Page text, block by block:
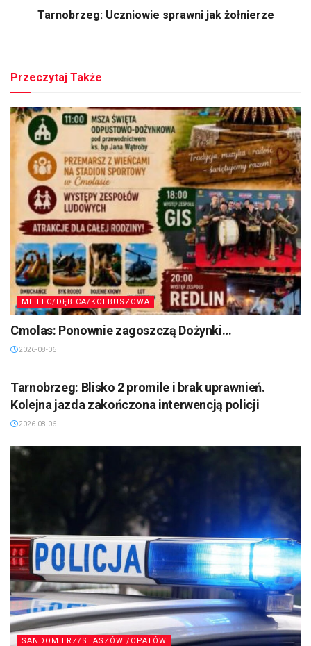
Tarnobrzeg: Uczniowie sprawni jak żołnierze
Przeczytaj Także
MIELEC/DĘBICA/KOLBUSZOWA
Cmolas: Ponownie zagoszczą Dożynki…
2026-08-06
Tarnobrzeg: Blisko 2 promile i brak uprawnień.
Kolejna jazda zakończona interwencją policji
2026-08-06
SANDOMIERZ/STASZÓW /OPATÓW